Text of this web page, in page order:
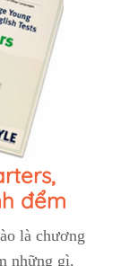
đểm
là chương
những gì,